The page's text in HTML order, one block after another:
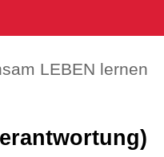
LEBEN lernen